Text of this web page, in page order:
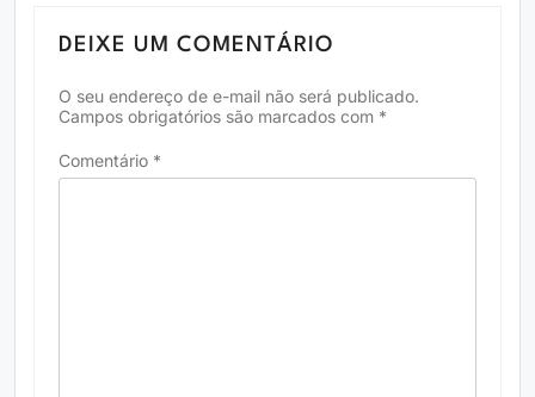
DEIXE UM COMENTÁRIO
O seu endereço de e-mail não será publicado.
Campos obrigatórios são marcados com *
Comentário *